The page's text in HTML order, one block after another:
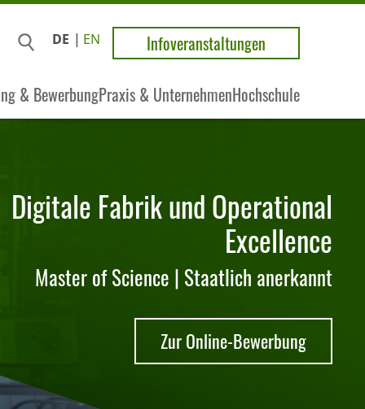
DE EN Infoveranstaltungen
& BewerbungPraxis & UnternehmenHochschule
Digitale Fabrik und Operational
Excellence
Master of Science | Staatlich anerkannt
Zur Online-Bewerbung